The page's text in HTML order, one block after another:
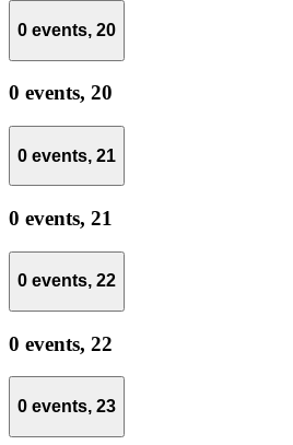
0 events, 20
0 events, 20
0 events, 21
0 events, 21
0 events, 22
0 events, 22
0 events, 23